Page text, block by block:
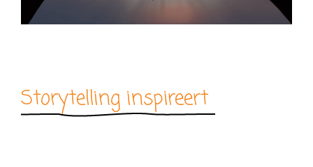
Storytelling inspireert